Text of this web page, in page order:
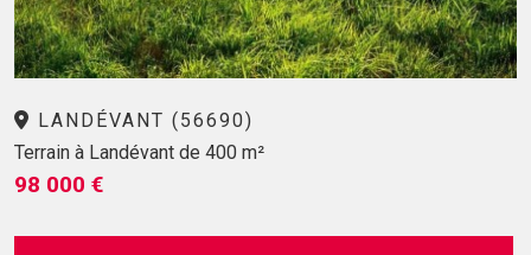
LANDÉVANT (56690)
Terrain à Landévant de 400 m²
98 000 €